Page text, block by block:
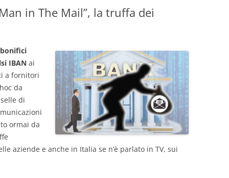
ACQUISIZIONE DELLE PROVE
PERIZIA SU DATABASE
PERIZIA SU TRUFFA SIM SWAP
BITCOIN FORENSICS
PERIZIA SU CLOUD
PERIZIA DI TRASCRIZIONE
PERIZIA WEB MARKETING
PERIZIA SU FACEBOOK
PERIZIA SU TRAFFICO RETE
PERIZIA MOTORI DI RICERCA
PERIZIA LOGGER SCATOLE GPS
PERIZIA SU NAVIGATORI GPS
COPIA FORENSE SMARTPHONE
PERIZIA SU SMARTPHONE
PERIZIE SU SMARTWATCH
ANALISI TECNICA
RICORSO CORECOM/AGCOM
INCIDENTE INFORMATICO RANSOMWARE
PERIZIA FOTOGRAFICA
PERIZIA DVR
PERIZIA MAPPE ONLINE
PERIZIA VIDEO E FILMATI
SEQUESTRO BITCOIN E
RECUPERO CREDENZIALI
DESCRIZIONE GIUDIZIARIA
PERIZIA FORENSE
PERIZIA SU TRUFFE BANCARIE
INDAGINI DIFENSIVE
RECUPERO WALLET E BITCOIN
BONIFICA TELEFONICA
TUTELA REPUTAZIONE ONLINE
PUBBLICAZIONI
SEMINARI E CONFERENZE
ASSOCIAZIONI
in The Mail”, la truffa dei
bonifici
IBAN ai
a fornitori
da
di
ormai da
aziende e anche in Italia se n’è parlato in TV, sui